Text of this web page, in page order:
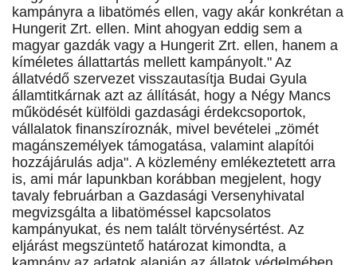
kampányra a libatömés ellen, vagy akár konkrétan a
Hungerit Zrt. ellen. Mint ahogyan eddig sem a
magyar gazdák vagy a Hungerit Zrt. ellen, hanem a
kíméletes állattartás mellett kampányolt." Az
állatvédő szervezet visszautasítja Budai Gyula
államtitkárnak azt az állítását, hogy a Négy Mancs
működését külföldi gazdasági érdekcsoportok,
vállalatok finanszíroznák, mivel bevételei „zömét
magánszemélyek támogatása, valamint alapítói
hozzájárulás adja". A közlemény emlékeztetett arra
is, ami már lapunkban korábban megjelent, hogy
tavaly februárban a Gazdasági Versenyhivatal
megvizsgálta a libatöméssel kapcsolatos
kampányukat, és nem talált törvénysértést. Az
eljárást megszüntető határozat kimondta, a